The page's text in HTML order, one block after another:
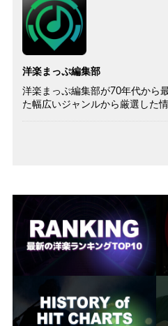
洋楽まっぷ編集部
洋楽まっぷ編集部が70年代から
た幅広いジャンルから厳選した